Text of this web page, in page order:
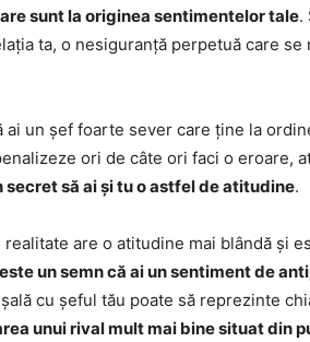
sunt la originea sentimentelor tale.
ta, o nesiguranță perpetuă care
ai un șef foarte sever care ține la
ori de câte ori faci o eroare,
secret să ai și tu o astfel de atitudine.
realitate are o atitudine mai blândă și
este un semn că ai un sentiment de
cu șeful tău poate să reprezinte
unui rival mult mai bine situat din